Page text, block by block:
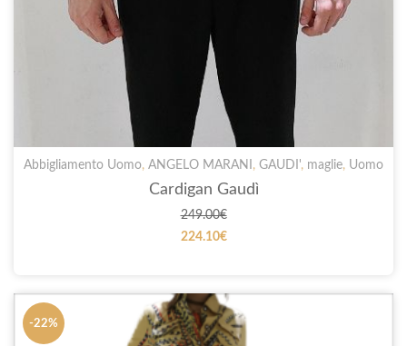
Abbigliamento Uomo, ANGELO MARANI , GAUDI', maglie, Uomo
Cardigan Gaudì
249.00€
224.10€
-22%